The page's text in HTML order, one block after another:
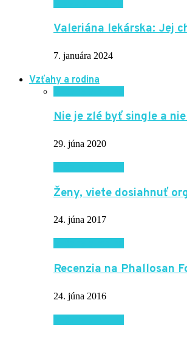
Valeriána lekárska: Jej
7. januára 2024
Vzťahy a rodina
Nie je zlé byť single a
29. júna 2020
Ženy, viete dosiahnuť
24. júna 2017
Recenzia na Phallosan
24. júna 2016